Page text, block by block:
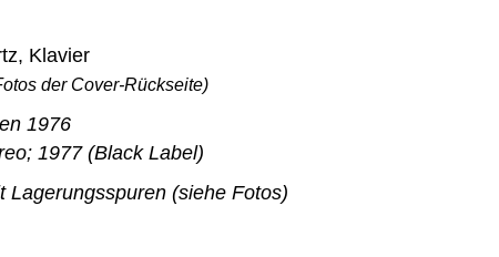
Klavier
der Cover-Rückseite)
1976
1977 (Black Label)
Lagerungsspuren (siehe Fotos)